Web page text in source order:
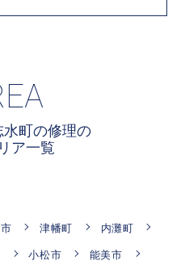
町の修理の
ア一覧
津幡町
内灘町
小松市
能美市